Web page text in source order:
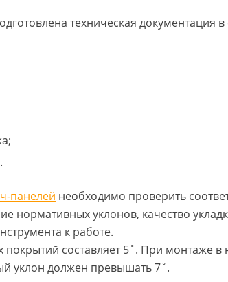
техническая документация в
панелей необходимо проверить
нормативных уклонов, качество
к работе.
составляет 5˚. При монтаже в
уклон должен превышать 7˚.